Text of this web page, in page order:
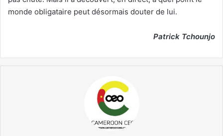
monde obligataire peut désormais douter de lui.
Patrick Tchounjo